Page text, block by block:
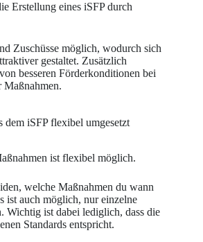
Erstellung eines iSFP durch
Zuschüsse möglich, wodurch sich
gestaltet. Zusätzlich
besseren Förderkonditionen bei
Maßnahmen.
dem iSFP flexibel umgesetzt
ist flexibel möglich.
welche Maßnahmen du wann
ist auch möglich, nur einzelne
Wichtig ist dabei lediglich, dass die
Standards entspricht.